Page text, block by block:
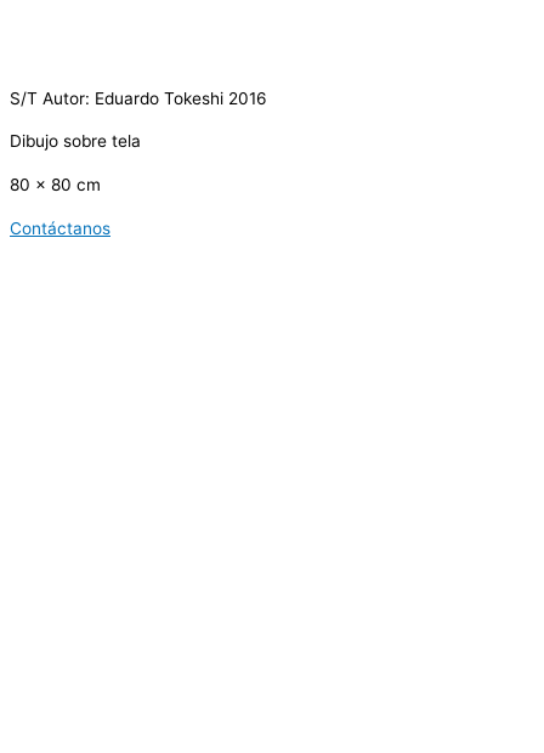
S/T Autor: Eduardo Tokeshi 2016
Dibujo sobre tela
80 x 80 cm
Contáctanos